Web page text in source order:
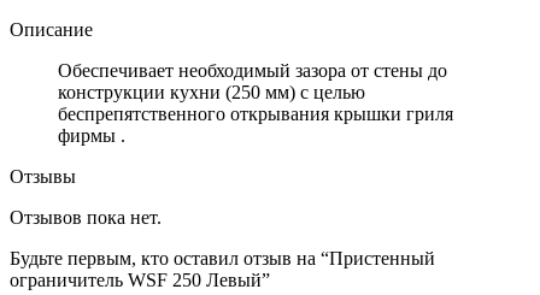
Описание
Обеспечивает необходимый зазора от стены до
конструкции кухни (250 мм) с целью
беспрепятственного открывания крышки гриля
фирмы .
Отзывы
Отзывов пока нет.
Будьте первым, кто оставил отзыв на “Пристенный
ограничитель WSF 250 Левый”